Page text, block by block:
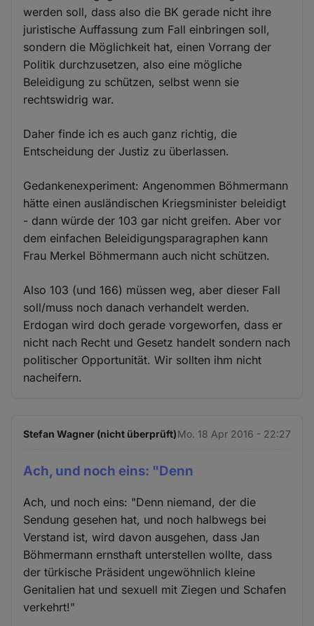
werden soll, dass also die BK gerade nicht ihre
juristische Auffassung zum Fall einbringen soll,
sondern die Möglichkeit hat, einen Vorrang der
Politik durchzusetzen, also eine mögliche
Beleidigung zu schützen, selbst wenn sie
rechtswidrig war.
Daher finde ich es auch ganz richtig, die
Entscheidung der Justiz zu überlassen.
Gedankenexperiment: Angenommen Böhmermann
hätte einen ausländischen Kriegsminister beleidigt
- dann würde der 103 gar nicht greifen. Aber vor
dem einfachen Beleidigungsparagraphen kann
Frau Merkel Böhmermann auch nicht schützen.
Also 103 (und 166) müssen weg, aber dieser Fall
soll/muss noch danach verhandelt werden.
Erdogan wird doch gerade vorgeworfen, dass er
nicht nach Recht und Gesetz handelt sondern nach
politischer Opportunität. Wir sollten ihm nicht
nacheifern.
Stefan Wagner (nicht überprüft)Mo. 18 Apr 2016 - 22:27
Ach, und noch eins: "Denn
Ach, und noch eins: "Denn niemand, der die
Sendung gesehen hat, und noch halbwegs bei
Verstand ist, wird davon ausgehen, dass Jan
Böhmermann ernsthaft unterstellen wollte, dass
der türkische Präsident ungewöhnlich kleine
Genitalien hat und sexuell mit Ziegen und Schafen
verkehrt!"